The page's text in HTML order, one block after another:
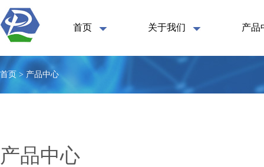
首页 关于我们 产品
首页 > 产品中心
产品中心